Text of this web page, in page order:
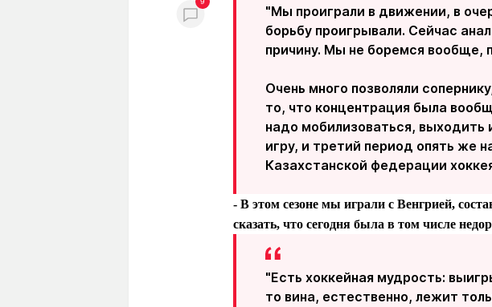
"Мы проиграли в движении, в
борьбу проигрывали. Сейчас
причину. Мы не боремся вообще,
Очень много позволяли
то, что концентрация была
надо мобилизоваться, выходить
игру, и третий период опять же
Казахстанской федерации
- В этом сезоне мы играли с Венгрией,
сказать, что сегодня была в том числе
"Есть хоккейная мудрость:
то вина, естественно, лежит